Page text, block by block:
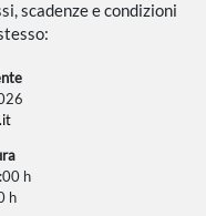
scadenze e condizioni
h
h